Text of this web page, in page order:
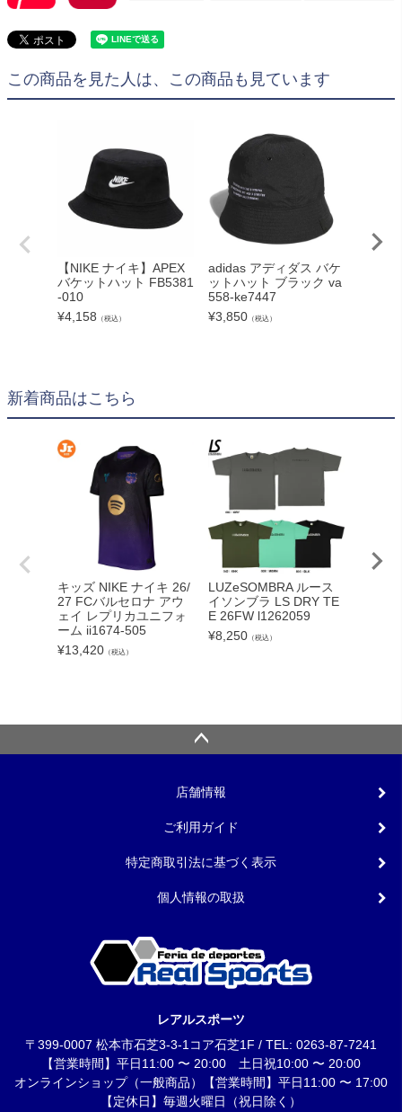
この商品を見た人は、この商品も見ています
【NIKE ナイキ】APEX
バケットハット FB5381
-010
¥4,158 （税込）
adidas アディダス バケ
ットハット ブラック va
558-ke7447
¥3,850 （税込）
新着商品はこちら
キッズ NIKE ナイキ 26/
27 FCバルセロナ アウ
ェイ レプリカユニフォ
ーム ii1674-505
¥13,420 （税込）
LUZeSOMBRA ルース
イソンブラ LS DRY TE
E 26FW l1262059
¥8,250 （税込）
店舗情報
ご利用ガイド
特定商取引法に基づく表示
個人情報の取扱
レアルスポーツ
〒399-0007 松本市石芝3-3-1コア石芝1F / TEL: 0263-87-7241
【営業時間】平日11:00 〜 20:00 土日祝10:00 〜 20:00
オンラインショップ（一般商品）【営業時間】平日11:00 〜 17:00
【定休日】毎週火曜日（祝日除く）